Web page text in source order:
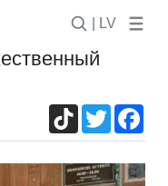
| LV
TikTokTwitter